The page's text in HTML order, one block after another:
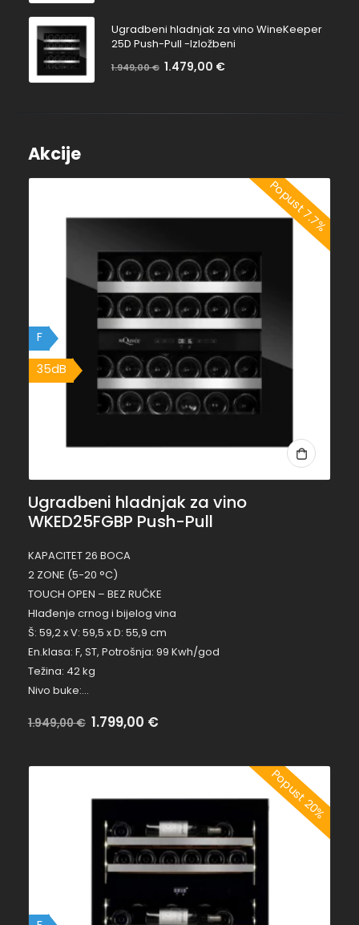
Ugradbeni hladnjak za vino WineKeeper
25D Push-Pull -Izložbeni
Bez
1.949,00€ Na
1.479,00 €
Akcije
Popust 7.7%
F
35dB
Ugradbeni hladnjak za vino
WKED25FGBP Push-Pull
KAPACITET 26 BOCA
2 ZONE (5-20 °C)
TOUCH OPEN – BEZ RUČKE
Hlađenje crnog i bijelog vina
Š: 59,2 x V: 59,5 x D: 55,9 cm
En.klasa: F, ST, Potrošnja: 99 Kwh/god
Težina: 42 kg
Nivo buke:…
Bez
popusta:
1.949,00€ Na
popustu:
1.799,00 €
Popust 20%